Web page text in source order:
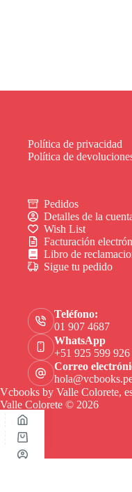
Política de privacidad
Política de
Pedidos
Detalles de la
Wish List
Facturación
Libro de
Sigue tu pedido
Teléfono:
01 907 4687
WhatsApp
+51 925 599 926
Correo
Vcbooks by Valle Colorete,
Valle Colorete © 2026